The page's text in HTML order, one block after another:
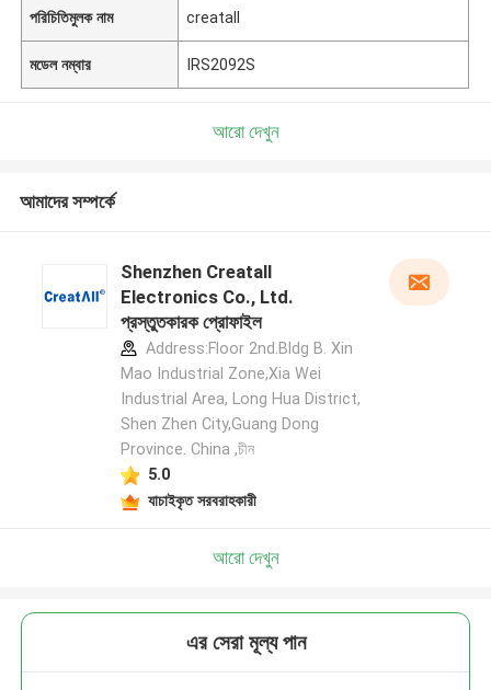
পরিচিতিমুলক নাম creatall
মডেল নম্বার IRS2092S
আরো দেখুন
আমাদের সম্পর্কে
Shenzhen Creatall
Electronics Co., Ltd.
প্রস্তুতকারক প্রোফাইল
Address:Floor 2nd.Bldg B. Xin
Mao Industrial Zone,Xia Wei
Industrial Area, Long Hua District,
Shen Zhen City,Guang Dong
Province. China ,চীন
5.0
যাচাইকৃত সরবরাহকারী
আরো দেখুন
এর সেরা মূল্য পান